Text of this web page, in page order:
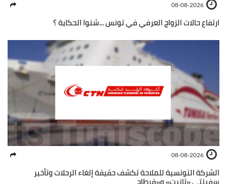
08-08-2026
ارتفاع حالات الزواج العرفي في تونس ...شنوا الحكاية ؟
08-08-2026
الشركة التونسية للملاحة تكشف حقيقة إلغاء الرحلات وتأخير